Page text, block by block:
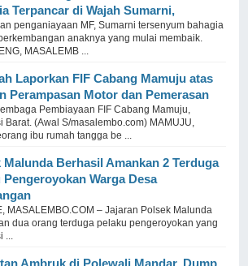
Terpancar di Wajah Sumarni,
penganiayaan MF, Sumarni tersenyum bahagia
anaknya yang mulai membaik.
MASALEMB ...
Laporkan FIF Cabang Mamuju atas
Perampasan Motor dan Pemerasan
Pembiayaan FIF Cabang Mamuju,
Barat. (Awal S/masalembo.com) MAMUJU,
ibu rumah tangga be ...
Malunda Berhasil Amankan 2 Terduga
Pengeroyokan Warga Desa
MASALEMBO.COM – Jajaran Polsek Malunda
dua orang terduga pelaku pengeroyokan yang
...
Ambruk di Polewali Mandar, Dump